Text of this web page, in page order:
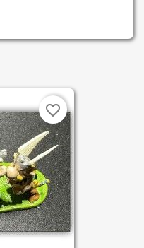
favorite_border